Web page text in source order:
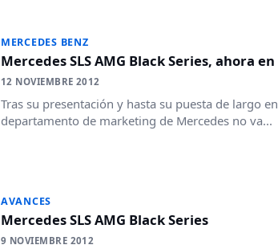
MERCEDES BENZ
Mercedes SLS AMG Black Series, ahora
12 NOVIEMBRE 2012
Tras su presentación y hasta su puesta de largo
departamento de marketing de Mercedes no va...
AVANCES
Mercedes SLS AMG Black Series
9 NOVIEMBRE 2012